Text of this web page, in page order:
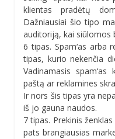
klientas pradėtų
Dažniausiai šio tipo
auditoriją, kai siūlomos
6 tipas. Spam‘as arba
tipas, kurio nekenčia
Vadinamasis
paštą ar reklamines
Ir nors šis tipas yra
iš jo gauna naudos.
7 tipas. Prekinis
pats brangiausias